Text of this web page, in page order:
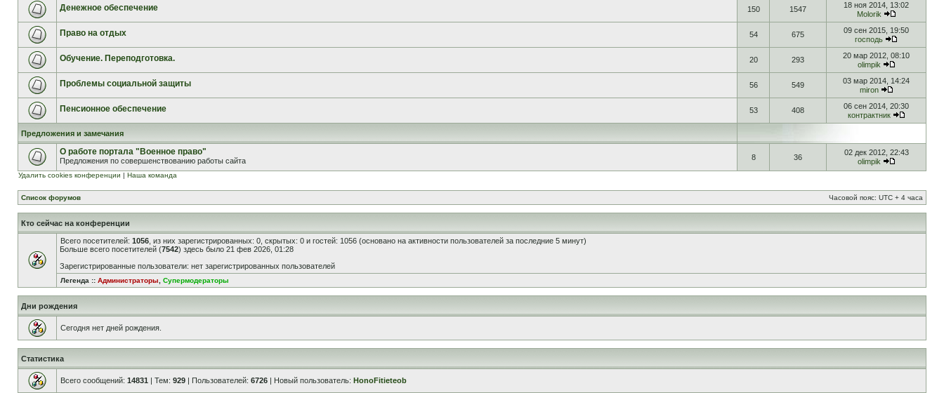
Денежное обеспечение 150 1547
18 ноя 2014, 13:02
Molorik
Право на отдых 54 675
09 сен 2015, 19:50
господь
Обучение. Переподготовка. 20 293
20 мар 2012, 08:10
olimpik
Проблемы социальной защиты 56 549
03 мар 2014, 14:24
miron
Пенсионное обеспечение 53 408
06 сен 2014, 20:30
контрактник
Предложения и замечания
О работе портала "Военное право"
Предложения по совершенствованию работы сайта 8 36
02 дек 2012, 22:43
olimpik
Удалить cookies конференции | Наша команда
Список форумов Часовой пояс: UTC + 4 часа
Кто сейчас на конференции
Всего посетителей: 1056 , из них зарегистрированных: 0, скрытых: 0 и гостей: 1056 (основано на активности пользователей за последние 5 минут)
Больше всего посетителей (7542) здесь было 21 фев 2026, 01:28
Зарегистрированные пользователи: нет зарегистрированных пользователей
Легенда :: Администраторы Супермодераторы
Дни рождения
Сегодня нет дней рождения.
Статистика
Всего сообщений: 14831 | Тем: 929 | Пользователей: 6726 | Новый пользователь: HonoFitieteob